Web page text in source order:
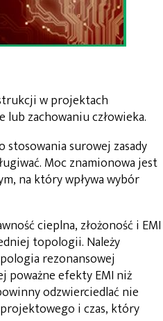
w projektach
zachowaniu człowieka.
surowej zasady
Moc znamionowa jest
na który wpływa wybór
cieplna, złożoność i EMI
topologii. Należy
rezonansowej
poważne efekty EMI niż
odzwierciedlać nie
i czas, który